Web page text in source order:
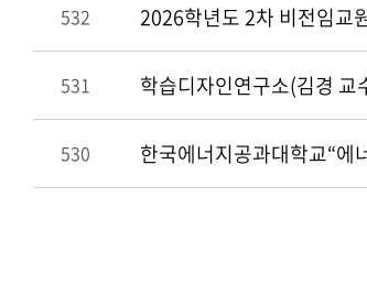
532 2026학년도 2차 비전임교
531 학습디자인연구소(김경 교
530 한국에너지공과대학교“에